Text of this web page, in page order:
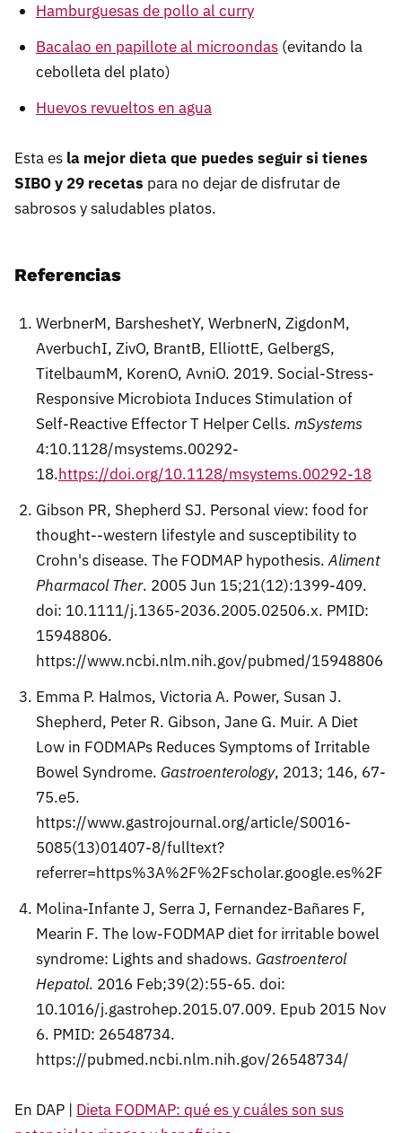
Hamburguesas de pollo al curry
Bacalao en papillote al microondas (evitando la
cebolleta del plato)
Huevos revueltos en agua
Esta es la mejor dieta que puedes seguir si tienes
SIBO y 29 recetas para no dejar de disfrutar de
sabrosos y saludables platos.
Referencias
WerbnerM, BarsheshetY, WerbnerN, ZigdonM,
AverbuchI, ZivO, BrantB, ElliottE, GelbergS,
TitelbaumM, KorenO, AvniO. 2019. Social-Stress-
Responsive Microbiota Induces Stimulation of
Self-Reactive Effector T Helper Cells. mSystems
4:10.1128/msystems.00292-
18.https://doi.org/10.1128/msystems.00292-18
Gibson PR, Shepherd SJ. Personal view: food for
thought--western lifestyle and susceptibility to
Crohn's disease. The FODMAP hypothesis.Aliment
Pharmacol Ther. 2005 Jun 15;21(12):1399-409.
doi: 10.1111/j.1365-2036.2005.02506.x. PMID:
15948806.
https://www.ncbi.nlm.nih.gov/pubmed/15948806
Emma P. Halmos, Victoria A. Power, Susan J.
Shepherd, Peter R. Gibson, Jane G. Muir. A Diet
Low in FODMAPs Reduces Symptoms of Irritable
Bowel Syndrome. Gastroenterology, 2013; 146, 67-
75.e5.
https://www.gastrojournal.org/article/S0016-
5085(13)01407-8/fulltext?
referrer=https%3A%2F%2Fscholar.google.es%2F
Molina-Infante J, Serra J, Fernandez-Bañares F,
Mearin F. The low-FODMAP diet for irritable bowel
syndrome: Lights and shadows. Gastroenterol
Hepatol. 2016 Feb;39(2):55-65. doi:
10.1016/j.gastrohep.2015.07.009. Epub 2015 Nov
6. PMID: 26548734.
https://pubmed.ncbi.nlm.nih.gov/26548734/
En DAP | Dieta FODMAP: qué es y cuáles son sus